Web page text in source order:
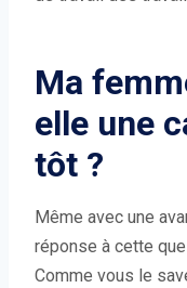
Ma
elle une
tôt ?
Même avec une
réponse à cette
Comme vous le